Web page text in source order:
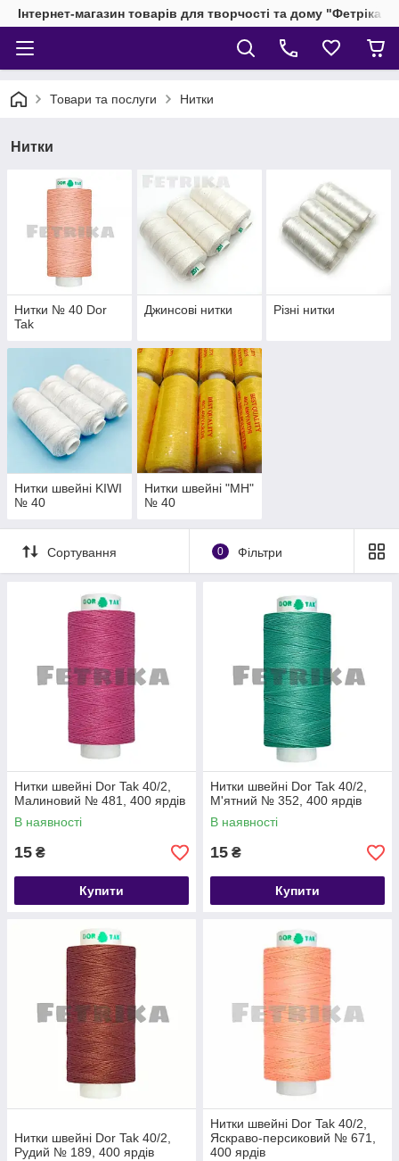
Інтернет-магазин товарів для творчості та дому "Фетріка"
Товари та послуги Нитки
Нитки
Нитки № 40 Dor
Tak
Джинсові нитки Різні нитки
Нитки швейні KIWI
№ 40
Нитки швейні "МН"
№ 40
Сортування 0 Фільтри
Нитки швейні Dor Tak 40/2,
Малиновий № 481, 400 ярдів
В наявності
15 ₴
Купити
Нитки швейні Dor Tak 40/2,
М'ятний № 352, 400 ярдів
В наявності
15 ₴
Купити
Нитки швейні Dor Tak 40/2,
Рудий № 189, 400 ярдів
Нитки швейні Dor Tak 40/2,
Яскраво-персиковий № 671,
400 ярдів